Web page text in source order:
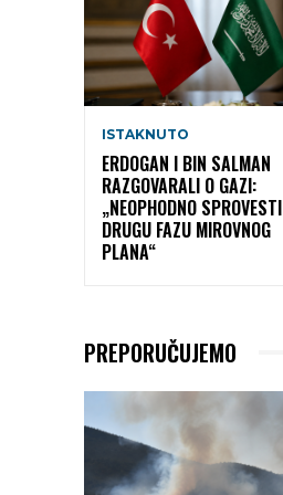
ISTAKNUTO
ERDOGAN I BIN SALMAN
RAZGOVARALI O GAZI:
„NEOPHODNO SPROVESTI
DRUGU FAZU MIROVNOG
PLANA“
PREPORUČUJEMO